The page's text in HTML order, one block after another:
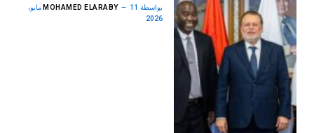
بواسطة MOHAMED ELARABY 11 مايو،
2026